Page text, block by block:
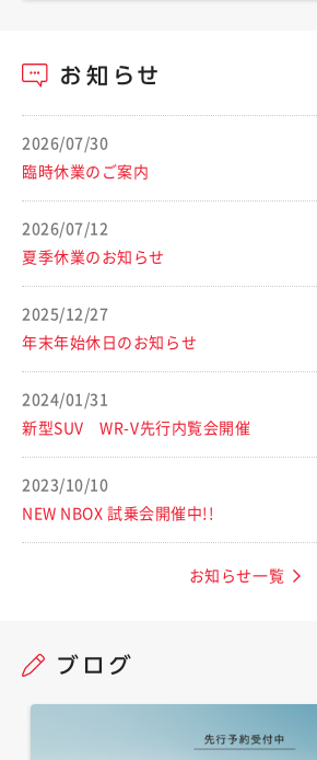
2026/07/30
臨時休業のご案内
2026/07/12
夏季休業のお知らせ
2025/12/27
年末年始休日のお知らせ
2024/01/31
新型SUV WR-V先行内覧会開催
2023/10/10
NEW NBOX 試乗会開催中!!
お知らせ一覧